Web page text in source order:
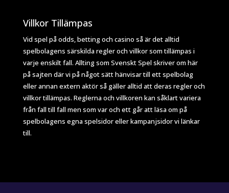
Villkor Tillämpas
Vid spel på odds, betting och casino så är det alltid
spelbolagens särskilda regler och villkor som tillämpas i
varje enskilt fall. Allting som Svenskt Spel skriver om här
på sajten där vi på något sätt hänvisar till ett spelbolag
eller annan extern aktör så gäller alltid att deras regler och
villkor tillämpas. Reglerna och villkoren kan såklart variera
från fall till fall men som var och ett går att läsa om på
spelbolagens egna spelsidor eller kampanjsidor vi länkar
till.